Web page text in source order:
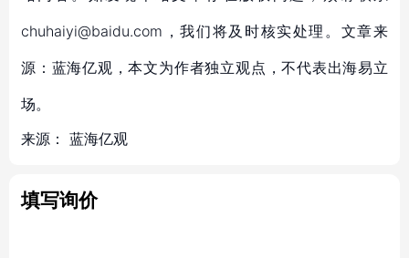
chuhaiyi@baidu.com，我们将及时核实处理。文章来
源：蓝海亿观，本文为作者独立观点，不代表出海易立
场。
来源： 蓝海亿观
填写询价